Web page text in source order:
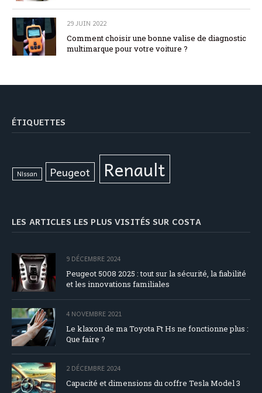
29 JUIN 2022
Comment choisir une bonne valise de diagnostic
multimarque pour votre voiture ?
ÉTIQUETTES
Nissan Peugeot Renault
LES ARTICLES LES PLUS VISITÉS SUR COSTA
9 DÉCEMBRE 2024
Peugeot 5008 2025 : tout sur la sécurité, la fiabilité
et les innovations familiales
4 NOVEMBRE 2021
Le klaxon de ma Toyota Ft Hs ne fonctionne plus :
Que faire ?
2 DÉCEMBRE 2024
Capacité et dimensions du coffre Tesla Model 3